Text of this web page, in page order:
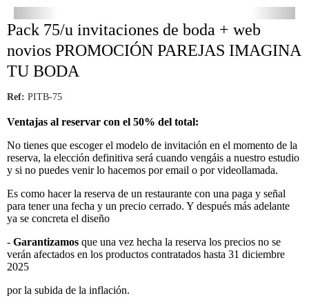
Pack 75/u invitaciones de boda + web
novios PROMOCIÓN PAREJAS IMAGINA
TU BODA
Ref: PITB-75
Ventajas al reservar con el 50% del total:
No tienes que escoger el modelo de invitación en el momento de la
reserva, la elección definitiva será cuando vengáis a nuestro estudio
y si no puedes venir lo hacemos por email o por videollamada.
Es como hacer la reserva de un restaurante con una paga y señal
para tener una fecha y un precio cerrado. Y después más adelante
ya se concreta el diseño
- Garantizamos que una vez hecha la reserva los precios no se
verán afectados en los productos contratados hasta 31 diciembre
2025
por la subida de la inflación.